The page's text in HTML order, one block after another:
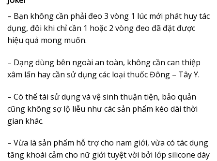
– Bạn không cần phải đeo 3 vòng 1 lúc mới phát huy tác
dụng, đôi khi chỉ cần 1 hoặc 2 vòng đeo đã đặt được
hiệu quả mong muốn.
– Dạng dùng bên ngoài an toàn, không cần can thiệp
xâm lấn hay cần sử dụng các loại thuốc Đông – Tây Y.
– Có thể tái sử dụng và vệ sinh thuận tiện, bảo quản
cũng không sợ lộ liễu như các sản phẩm kéo dài thời
gian khác.
– Vừa là sản phẩm hỗ trợ cho nam giới, vừa có tác dụng
tăng khoái cảm cho nữ giới tuyệt vời bởi lớp silicone dày